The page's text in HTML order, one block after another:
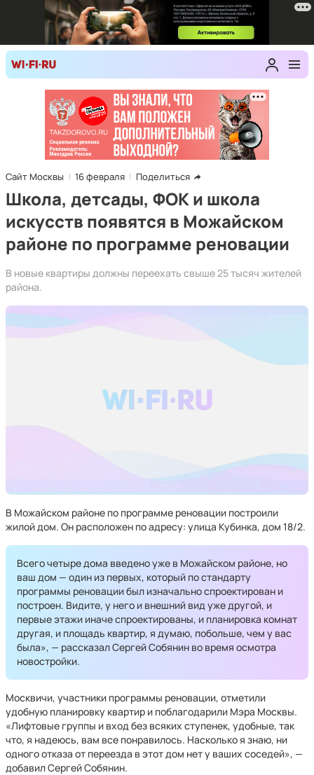
Сайт Москвы 16 февраля Поделиться
Школа, детсады, ФОК и школа
искусств появятся в Можайском
районе по программе реновации
В новые квартиры должны переехать свыше 25 тысяч жителей
района.
В Можайском районе по программе реновации построили
жилой дом. Он расположен по адресу: улица Кубинка, дом 18/2.
Всего четыре дома введено уже в Можайском районе, но
ваш дом — один из первых, который по стандарту
программы реновации был изначально спроектирован и
построен. Видите, у него и внешний вид уже другой, и
первые этажи иначе спроектированы, и планировка комнат
другая, и площадь квартир, я думаю, побольше, чем у вас
была», — рассказал Сергей Собянин во время осмотра
новостройки.
Москвичи, участники программы реновации, отметили
удобную планировку квартир и поблагодарили Мэра Москвы.
«Лифтовые группы и вход без всяких ступенек, удобные, так
что, я надеюсь, вам все понравилось. Насколько я знаю, ни
одного отказа от переезда в этот дом нет у ваших соседей», —
добавил Сергей Собянин.